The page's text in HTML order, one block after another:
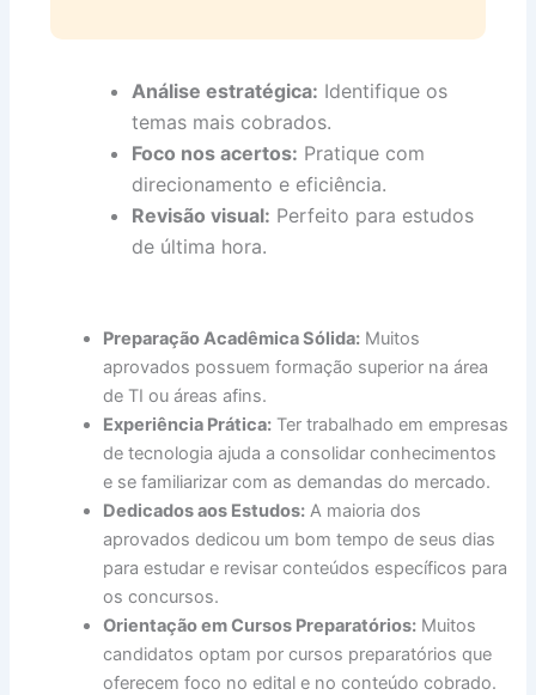
Análise estratégica: Identifique os
temas mais cobrados.
Foco nos acertos: Pratique com
direcionamento e eficiência.
Revisão visual: Perfeito para estudos
de última hora.
Preparação Acadêmica Sólida: Muitos
aprovados possuem formação superior na área
de TI ou áreas afins.
Experiência Prática: Ter trabalhado em empresas
de tecnologia ajuda a consolidar conhecimentos
e se familiarizar com as demandas do mercado.
Dedicados aos Estudos: A maioria dos
aprovados dedicou um bom tempo de seus dias
para estudar e revisar conteúdos específicos para
os concursos.
Orientação em Cursos Preparatórios: Muitos
candidatos optam por cursos preparatórios que
oferecem foco no edital e no conteúdo cobrado.